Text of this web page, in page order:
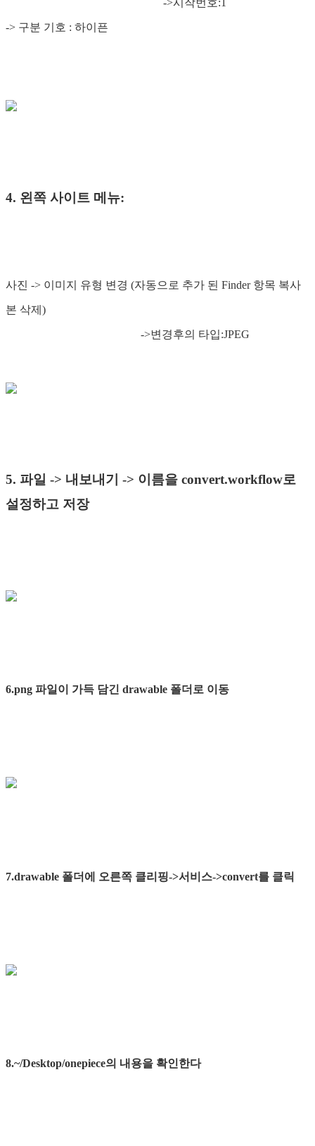
->시작번호:1
-> 구분 기호 : 하이픈
4. 왼쪽 사이트 메뉴:
사진 -> 이미지 유형 변경 (자동으로 추가 된 Finder 항목 복사
본 삭제)
->변경후의 타입:JPEG
5. 파일 -> 내보내기 -> 이름을 convert.workflow로
설정하고 저장
6.png 파일이 가득 담긴 drawable 폴더로 이동
7.drawable 폴더에 오른쪽 클리핑->서비스->convert를 클릭
8.~/Desktop/onepiece의 내용을 확인한다